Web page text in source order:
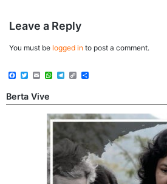
navigation
Leave a Reply
You must be logged in to post a comment.
Facebook
Twitter
EmailWhatsApp
Telegram
Copy
Link
Berta Vive